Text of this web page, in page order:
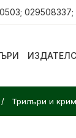
029508337;
Трилъри и